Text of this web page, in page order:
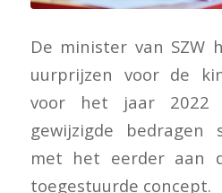
De minister van SZW
uurprijzen voor de
voor het jaar 2022
gewijzigde bedragen
met het eerder aan
toegestuurde concept.